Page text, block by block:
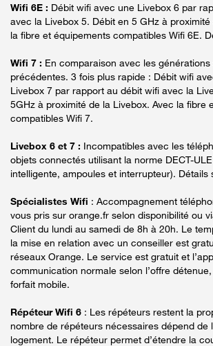
Wifi 6E : Débit wifi avec une Livebox 6 par
avec la Livebox 5. Débit en 5 GHz à
la fibre et équipements compatibles Wifi 6E.
Wifi 7 : En comparaison avec les générations
précédentes. 3 fois plus rapide : Débit wifi
Livebox 7 par rapport au débit wifi avec la
5GHz à proximité de la Livebox. Avec la fibre
compatibles Wifi 7.
Livebox 6 et 7 : Incompatibles avec les
objets connectés utilisant la norme DECT-
intelligente, ampoules et interrupteur). Détails
Spécialistes Wifi : Accompagnement
vous pris sur orange.fr selon disponibilité ou
Client du lundi au samedi de 8h à 20h. Le
la mise en relation avec un conseiller est
réseaux Orange. Le service est gratuit et
communication normale selon l’offre
forfait mobile.
Répéteur Wifi 6 : Les répéteurs restent la
nombre de répéteurs nécessaires dépend de
logement. Le répéteur permet d’étendre la